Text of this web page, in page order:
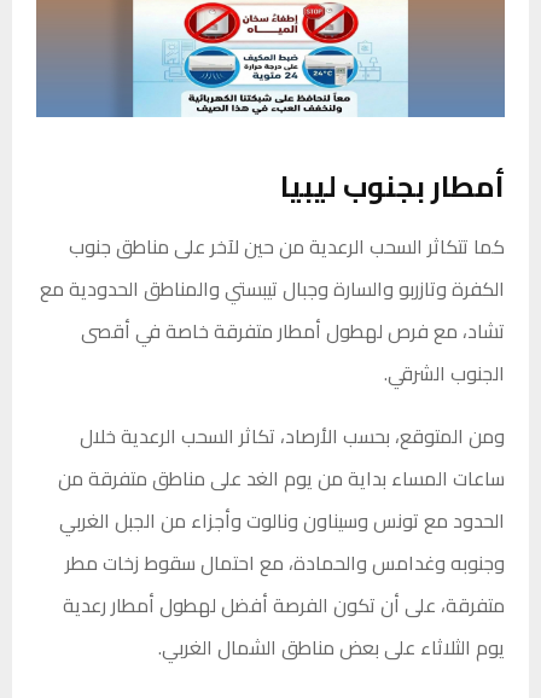
أمطار بجنوب ليبيا
كما تتكاثر السحب الرعدية من حين لآخر على مناطق جنوب
الكفرة وتازربو والسارة وجبال تيبستي والمناطق الحدودية مع
تشاد، مع فرص لهطول أمطار متفرقة خاصة في أقصى
الجنوب الشرقي.
ومن المتوقع، بحسب الأرصاد، تكاثر السحب الرعدية خلال
ساعات المساء بداية من يوم الغد على مناطق متفرقة من
الحدود مع تونس وسيناون ونالوت وأجزاء من الجبل الغربي
وجنوبه وغدامس والحمادة، مع احتمال سقوط زخات مطر
متفرقة، على أن تكون الفرصة أفضل لهطول أمطار رعدية
يوم الثلاثاء على بعض مناطق الشمال الغربي.